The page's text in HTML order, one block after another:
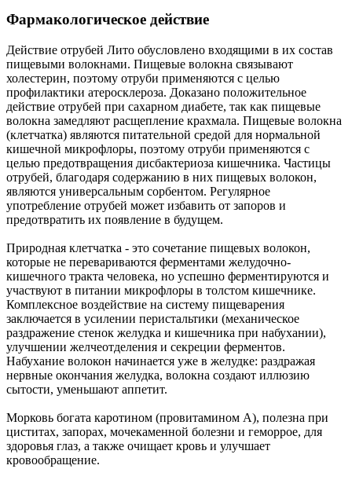
Фармакологическое действие
Действие отрубей Лито обусловлено входящими в их состав
пищевыми волокнами. Пищевые волокна связывают
холестерин, поэтому отруби применяются с целью
профилактики атеросклероза. Доказано положительное
действие отрубей при сахарном диабете, так как пищевые
волокна замедляют расщепление крахмала. Пищевые волокна
(клетчатка) являются питательной средой для нормальной
кишечной микрофлоры, поэтому отруби применяются с
целью предотвращения дисбактериоза кишечника. Частицы
отрубей, благодаря содержанию в них пищевых волокон,
являются универсальным сорбентом. Регулярное
употребление отрубей может избавить от запоров и
предотвратить их появление в будущем.
Природная клетчатка - это сочетание пищевых волокон,
которые не перевариваются ферментами желудочно-
кишечного тракта человека, но успешно ферментируются и
участвуют в питании микрофлоры в толстом кишечнике.
Комплексное воздействие на систему пищеварения
заключается в усилении перистальтики (механическое
раздражение стенок желудка и кишечника при набухании),
улучшении желчеотделения и секреции ферментов.
Набухание волокон начинается уже в желудке: раздражая
нервные окончания желудка, волокна создают иллюзию
сытости, уменьшают аппетит.
Морковь богата каротином (провитамином А), полезна при
циститах, запорах, мочекаменной болезни и геморрое, для
здоровья глаз, а также очищает кровь и улучшает
кровообращение.